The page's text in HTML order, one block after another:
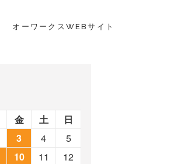
オーワークスWEBサイト
金 土 日
3 4
5
10 11
12